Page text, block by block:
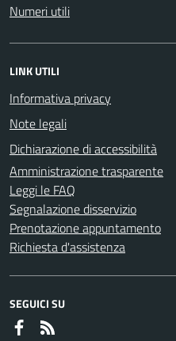
Numeri utili
LINK UTILI
Informativa privacy
Note legali
Dichiarazione di accessibilità
Amministrazione trasparente
Leggi le FAQ
Segnalazione disservizio
Prenotazione appuntamento
Richiesta d'assistenza
SEGUICI SU